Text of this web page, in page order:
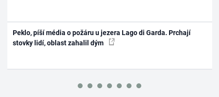
Peklo, píší média o požáru u jezera Lago di Garda. Prchají
stovky lidí, oblast zahalil dým